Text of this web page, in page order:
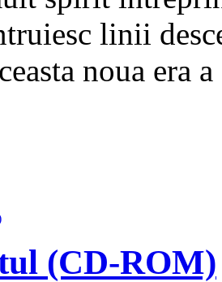
linii
noua era
(CD-ROM)